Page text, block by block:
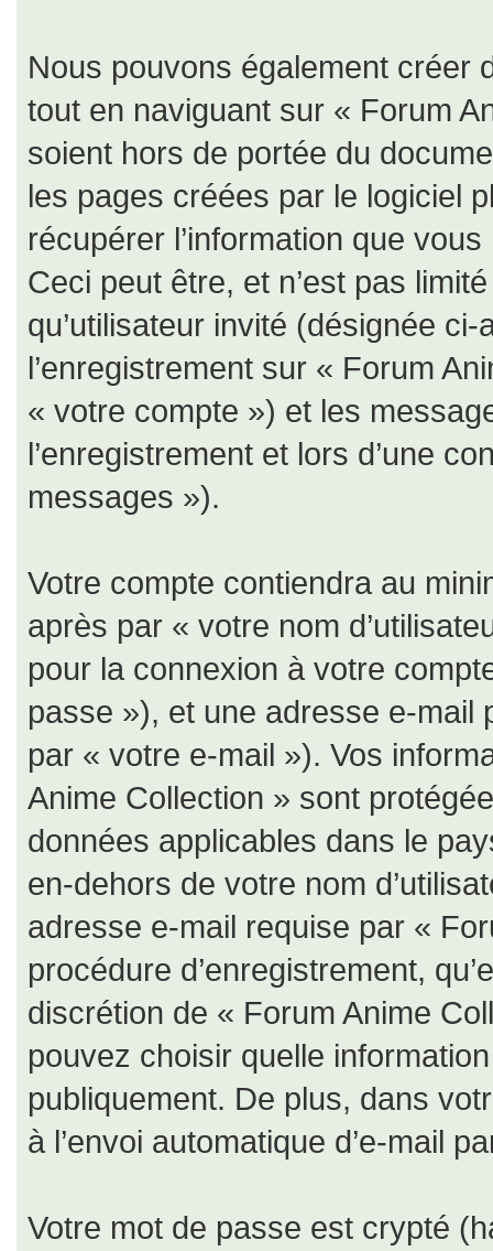
Nous pouvons également créer
tout en naviguant sur « Forum
soient hors de portée du
les pages créées par le logiciel
récupérer l’information que
Ceci peut être, et n’est pas
qu’utilisateur invité (désignée
l’enregistrement sur « Forum
« votre compte ») et les
l’enregistrement et lors d’une
messages »).
Votre compte contiendra au
après par « votre nom
pour la connexion à votre
passe »), et une adresse e-mail
par « votre e-mail »). Vos
Anime Collection » sont
données applicables dans le
en-dehors de votre nom
adresse e-mail requise par «
procédure d’enregistrement,
discrétion de « Forum Anime
pouvez choisir quelle
publiquement. De plus, dans
à l’envoi automatique d’e-mail
Votre mot de passe est crypté